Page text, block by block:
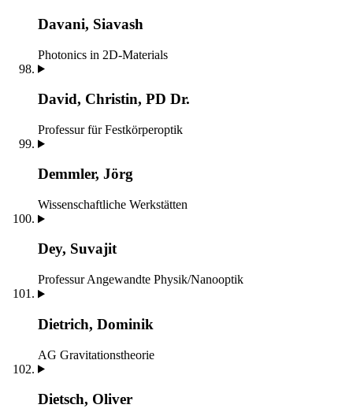
Davani, Siavash
Photonics in 2D-Materials
David, Christin, PD Dr.
Professur für Festkörperoptik
Demmler, Jörg
Wissenschaftliche Werkstätten
Dey, Suvajit
Professur Angewandte Physik/Nanooptik
Dietrich, Dominik
AG Gravitationstheorie
Dietsch, Oliver